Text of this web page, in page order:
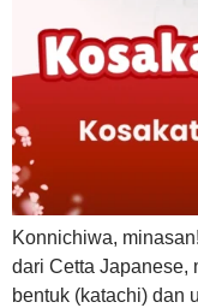
Konnichiwa,
dari Cetta Japanese,
bentuk (katachi) dan